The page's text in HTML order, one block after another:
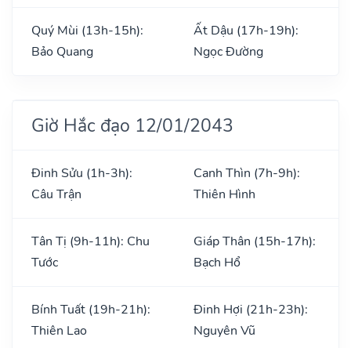
Quý Mùi (13h-15h):
Bảo Quang
Ất Dậu (17h-19h):
Ngọc Đường
Giờ Hắc đạo 12/01/2043
Đinh Sửu (1h-3h):
Câu Trận
Canh Thìn (7h-9h):
Thiên Hình
Tân Tị (9h-11h): Chu
Tước
Giáp Thân (15h-17h):
Bạch Hổ
Bính Tuất (19h-21h):
Thiên Lao
Đinh Hợi (21h-23h):
Nguyên Vũ